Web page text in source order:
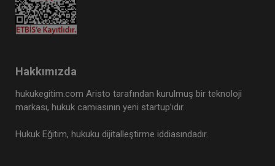
Hakkımızda
hukukegitim.com Aristo tarafından kurulmuş bir teknoloji
markası, hukuk camiasının yeni startup’ıdır.
Hukuk Eğitim, hukuku dijitalleştirme iddiasındadır.